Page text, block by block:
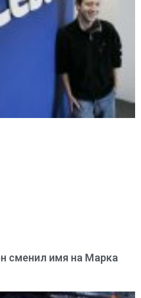
сменил имя на Марка